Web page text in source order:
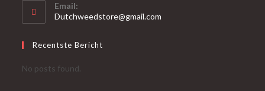
Email:
Dutchweedstore@gmail.com
Recentste Bericht
No posts found.